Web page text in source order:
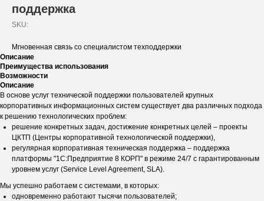
поддержка
SKU:
Мгновенная связь со специалистом техподдержки
Описание
Преимущества использования
Возможности
Описание
В основе услуг технической поддержки пользователей крупных
корпоративных информационных систем существует два различных подхода
к решению технологических проблем:
решение конкретных задач, достижение конкретных целей – проекты
ЦКТП (Центры корпоративной технологической поддержки),
регулярная корпоративная техническая поддержка – поддержка
платформы "1С:Предприятие 8 КОРП" в режиме 24/7 с гарантированным
уровнем услуг (Service Level Agreement, SLA).
Мы успешно работаем с системами, в которых:
одновременно работают тысячи пользователей;